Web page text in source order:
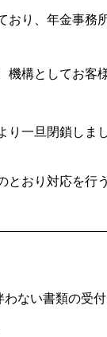
り、年金事
構としてお客
一旦閉鎖しま
とおり対応を
ない書類の受付